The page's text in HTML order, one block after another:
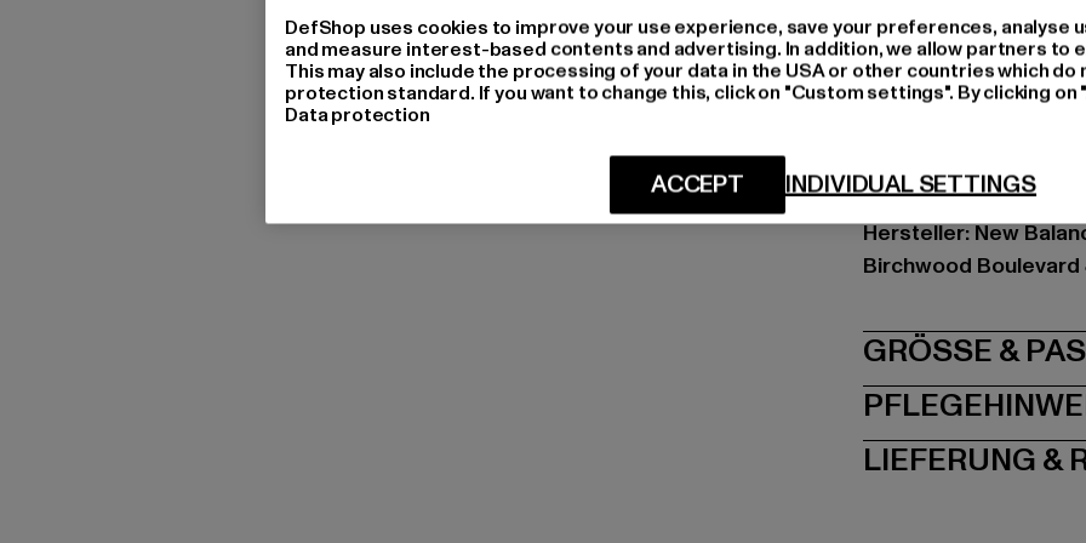
Kat.: Trousers -
Farbe: rot, rosa
Hersteller Farbe: red
Art.Nr: WP13500-00199
Hersteller: New
Birchwood Boulevard
GRÖSSE
LIEFERUNG &
DefShop uses cookies to improve your use experience, save your preferences, analyse
and measure interest-based contents and advertising. In addition, we allow partners to
This may also include the processing of your data in the USA or other countries which do
protection standard. If you want to change this, click on "Custom settings". By clicking
Data protection
INDIVIDUAL SETTINGS
ACCEPT